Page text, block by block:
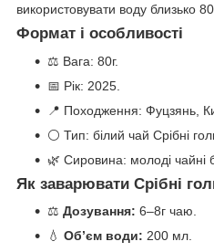
використовувати воду близько
Формат і особливості
⚖️ Вага: 80г.
📅 Рік: 2025.
📍 Походження: Фуцзянь,
⚪ Тип: білий чай Срібні
🌿 Сировина: молоді чайні
Як заварювати Срібні
⚖️ Дозування: 6–8г чаю.
💧 Об’єм води: 200 мл.